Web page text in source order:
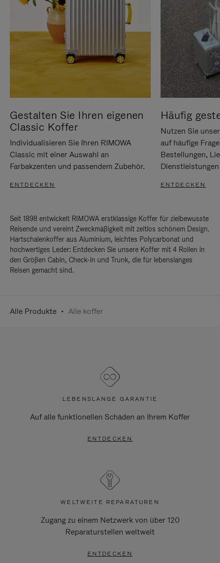
Gestalten Sie Ihren eigenen
Classic Koffer
Individualisieren Sie Ihren RIMOWA
Classic mit einer Auswahl an
Farbakzenten und passendem Zubehör.
ENTDECKEN
Häufig
Nutzen Sie
auf häufige
Bestellungen,
ENTDECKEN
Seit 1898 entwickelt RIMOWA erstklassige Koffer für zielbewusste
Reisende und vereint Zweckmäßigkeit mit zeitlos schönem Design.
Hartschalenkoffer aus Aluminium, leichtes Polycarbonat und
hochwertiges Leder: Entdecken Sie unsere Koffer mit 4 Rollen in
den Größen Cabin, Check-in und Trunk, die für lebenslanges
Reisen gemacht sind.
Alle Produkte Alle koffer
LEBENSLANGE GARANTIE
Auf alle funktionellen Schäden an Ihrem Koffer
ENTDECKEN
WELTWEITE REPARATUREN
Zugang zu einem Netzwerk von über 120
Reparaturstellen weltweit
ENTDECKEN